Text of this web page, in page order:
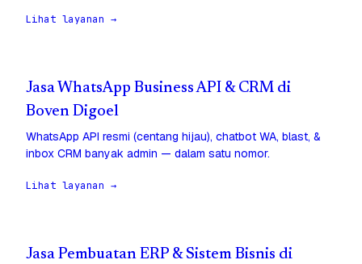
Lihat layanan →
Jasa WhatsApp Business API & CRM di
Boven Digoel
WhatsApp API resmi (centang hijau), chatbot WA, blast, &
inbox CRM banyak admin — dalam satu nomor.
Lihat layanan →
Jasa Pembuatan ERP & Sistem Bisnis di